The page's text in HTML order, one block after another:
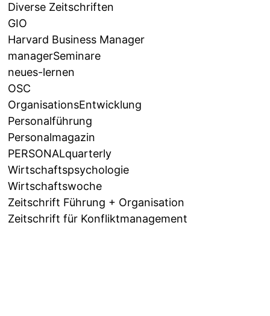
Diverse Zeitschriften
GIO
Harvard Business Manager
managerSeminare
neues-lernen
OSC
OrganisationsEntwicklung
Personalführung
Personalmagazin
PERSONALquarterly
Wirtschaftspsychologie
Wirtschaftswoche
Zeitschrift Führung + Organisation
Zeitschrift für Konfliktmanagement